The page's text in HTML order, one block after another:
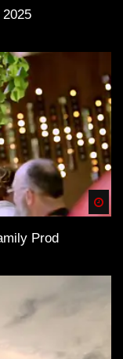
Prod